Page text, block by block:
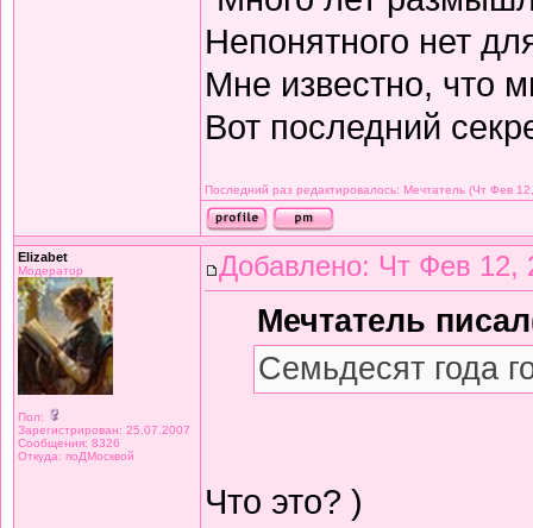
Непонятного нет
Мне известно, что
Вот последний
Последний раз редактировалось: Мечтатель (Чт Фев
Elizabet
Модератор
Пол:
Зарегистрирован: 25.07.2007
Сообщения: 8326
Откуда: поДМосквой
Добавлено: Чт Фев 12,
Мечтатель
Семьдесят года
Что это? )